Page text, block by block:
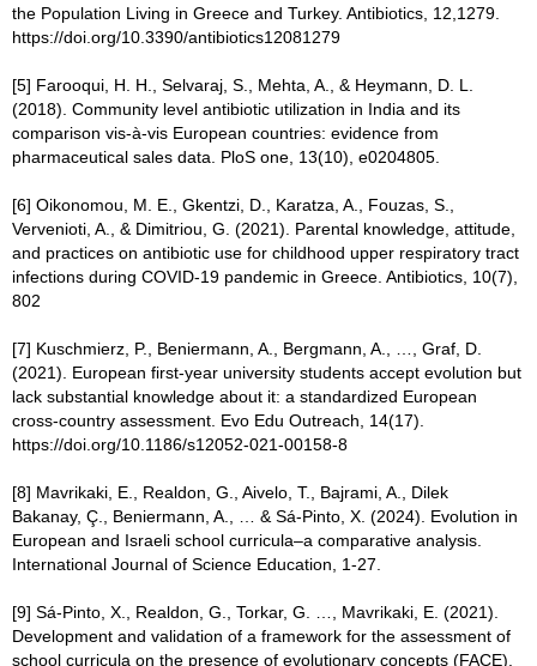
the Population Living in Greece and Turkey. Antibiotics, 12,1279.
https://doi.org/10.3390/antibiotics12081279
[5] Farooqui, H. H., Selvaraj, S., Mehta, A., & Heymann, D. L.
(2018). Community level antibiotic utilization in India and its
comparison vis-à-vis European countries: evidence from
pharmaceutical sales data. PloS one, 13(10), e0204805.
[6] Oikonomou, M. E., Gkentzi, D., Karatza, A., Fouzas, S.,
Vervenioti, A., & Dimitriou, G. (2021). Parental knowledge, attitude,
and practices on antibiotic use for childhood upper respiratory tract
infections during COVID-19 pandemic in Greece. Antibiotics, 10(7),
802
[7] Kuschmierz, P., Beniermann, A., Bergmann, A., …, Graf, D.
(2021). European first-year university students accept evolution but
lack substantial knowledge about it: a standardized European
cross-country assessment. Evo Edu Outreach, 14(17).
https://doi.org/10.1186/s12052-021-00158-8
[8] Mavrikaki, E., Realdon, G., Aivelo, T., Bajrami, A., Dilek
Bakanay, Ç., Beniermann, A., … & Sá-Pinto, X. (2024). Evolution in
European and Israeli school curricula–a comparative analysis.
International Journal of Science Education, 1-27.
[9] Sá-Pinto, X., Realdon, G., Torkar, G. …, Mavrikaki, E. (2021).
Development and validation of a framework for the assessment of
school curricula on the presence of evolutionary concepts (FACE).